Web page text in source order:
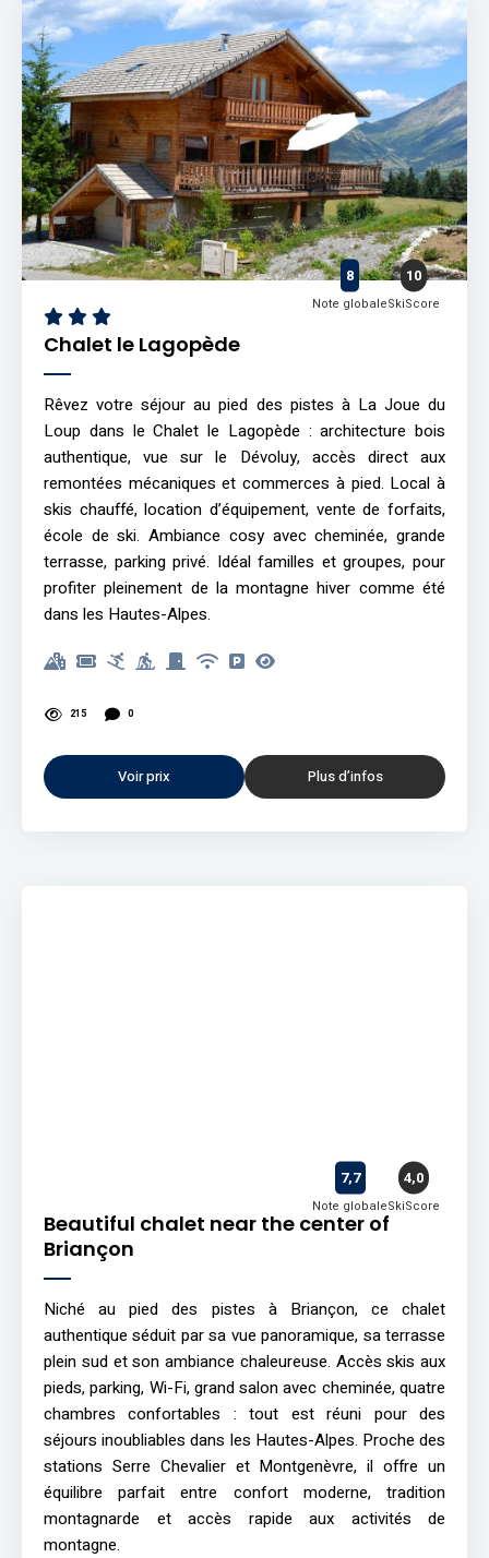
Chalet le Lagopède
8
Note globale
10
SkiScore
Rêvez votre séjour au pied des pistes à La Joue du
Loup dans le Chalet le Lagopède : architecture bois
authentique, vue sur le Dévoluy, accès direct aux
remontées mécaniques et commerces à pied. Local à
skis chauffé, location d’équipement, vente de forfaits,
école de ski. Ambiance cosy avec cheminée, grande
terrasse, parking privé. Idéal familles et groupes, pour
profiter pleinement de la montagne hiver comme été
dans les Hautes-Alpes.
215 0
Voir prix Plus d’infos
Beautiful chalet near the center of
Briançon
7,7
Note globale
4,0
SkiScore
Niché au pied des pistes à Briançon, ce chalet
authentique séduit par sa vue panoramique, sa terrasse
plein sud et son ambiance chaleureuse. Accès skis aux
pieds, parking, Wi-Fi, grand salon avec cheminée, quatre
chambres confortables : tout est réuni pour des
séjours inoubliables dans les Hautes-Alpes. Proche des
stations Serre Chevalier et Montgenèvre, il offre un
équilibre parfait entre confort moderne, tradition
montagnarde et accès rapide aux activités de
montagne.